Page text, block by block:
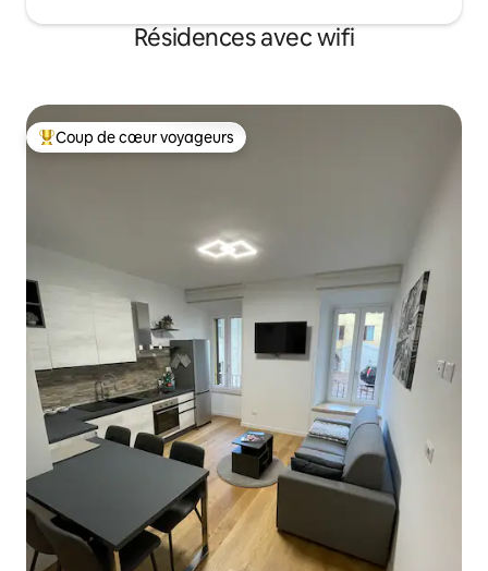
Résidences avec wifi
Coups de cœur voyageurs les plus appréciés
Coup de cœur voyageurs